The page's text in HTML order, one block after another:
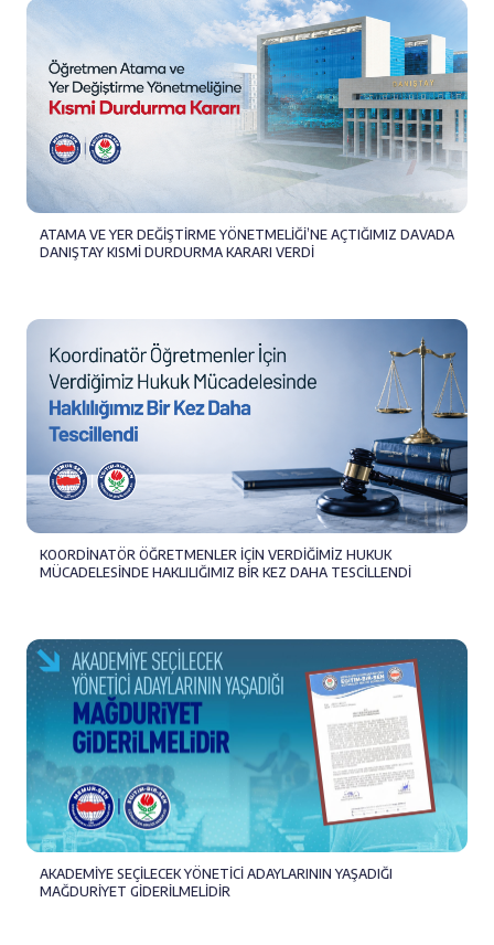
ATAMA VE YER DEĞİŞTİRME YÖNETMELİĞİ’NE AÇTIĞIMIZ DAVADA
DANIŞTAY KISMİ DURDURMA KARARI VERDİ
KOORDİNATÖR ÖĞRETMENLER İÇİN VERDİĞİMİZ HUKUK
MÜCADELESİNDE HAKLILIĞIMIZ BİR KEZ DAHA TESCİLLENDİ
AKADEMİYE SEÇİLECEK YÖNETİCİ ADAYLARININ YAŞADIĞI
MAĞDURİYET GİDERİLMELİDİR